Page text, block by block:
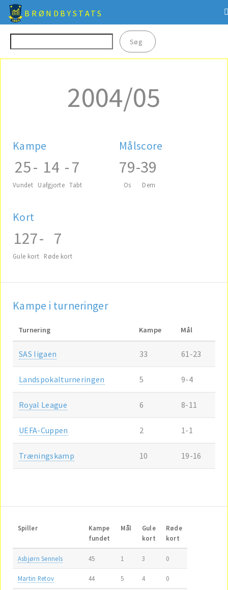
BRØNDBYSTATS
2004/05
Kampe
25
Vundet
- 14
Uafgjorte
-7
Tabt
Målscore
79
Os
-39
Dem
Kort
127
Gule kort
- 7
Røde kort
Kampe i turneringer
Turnering Kampe Mål
SAS ligaen 33 61-23
Landspokalturneringen 5 9-4
Royal League 6 8-11
UEFA-Cuppen 2 1-1
Træningskamp 10 19-16
Spiller
Kampe
fundet
Mål
Gule
kort
Røde
kort
Asbjørn Sennels 45 1 3 0
Martin Retov 44 5 4 0